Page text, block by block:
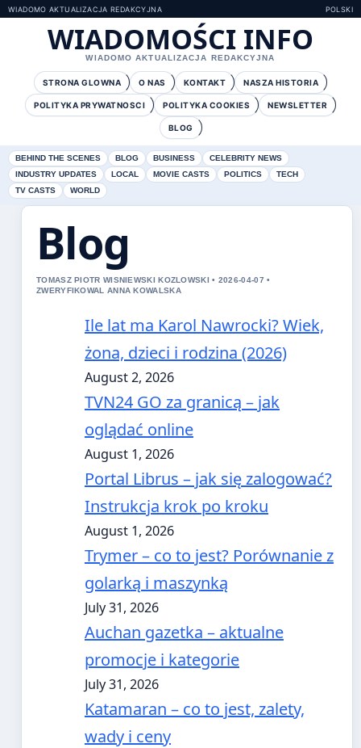
WIADOMO AKTUALIZACJA REDAKCYJNA POLSKI
WIADOMOŚCI INFO
WIADOMO AKTUALIZACJA REDAKCYJNA
STRONA GLOWNA O NAS KONTAKT NASZA HISTORIA
POLITYKA PRYWATNOSCI POLITYKA COOKIES NEWSLETTER
BLOG
BEHIND THE SCENES BLOG BUSINESS
CELEBRITY NEWS
INDUSTRY UPDATES
LOCAL MOVIE CASTS POLITICS
TECH
TV CASTS
WORLD
Blog
TOMASZ PIOTR WISNIEWSKI KOZLOWSKI • 2026-04-07 •
ZWERYFIKOWAL ANNA KOWALSKA
Ile lat ma Karol Nawrocki? Wiek,
żona, dzieci i rodzina (2026)
August 2, 2026
TVN24 GO za granicą – jak
oglądać online
August 1, 2026
Portal Librus – jak się zalogować?
Instrukcja krok po kroku
August 1, 2026
Trymer – co to jest? Porównanie z
golarką i maszynką
July 31, 2026
Auchan gazetka – aktualne
promocje i kategorie
July 31, 2026
Katamaran – co to jest, zalety,
wady i ceny